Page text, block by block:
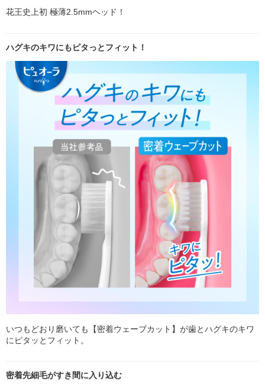
花王史上初 極薄2.5mmヘッド！
ハグキのキワにもピタっとフィット！
いつもどおり磨いても【密着ウェーブカット】が歯とハグキのキワ
にピタッとフィット。
密着先細毛がすき間に入り込む